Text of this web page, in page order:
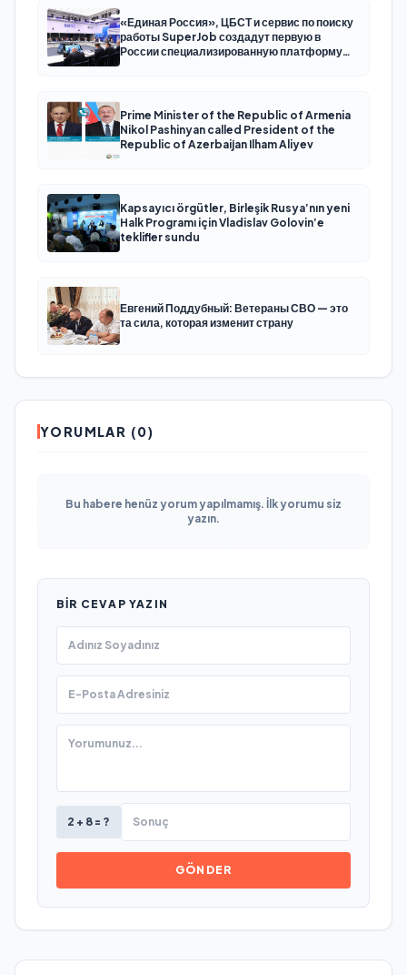
«Единая Россия», ЦБСТ и сервис по поиску
работы SuperJob создадут первую в
России специализированную платформу
Prime Minister of the Republic of Armenia
Nikol Pashinyan called President of the
Republic of Azerbaijan Ilham Aliyev
Kapsayıcı örgütler, Birleşik Rusya’nın yeni
Halk Programı için Vladislav Golovin’e
teklifler sundu
Евгений Поддубный: Ветераны СВО — это
та сила, которая изменит страну
YORUMLAR (0)
Bu habere henüz yorum yapılmamış. İlk yorumu siz
yazın.
BIR CEVAP YAZIN
2 + 8 = ?
GÖNDER